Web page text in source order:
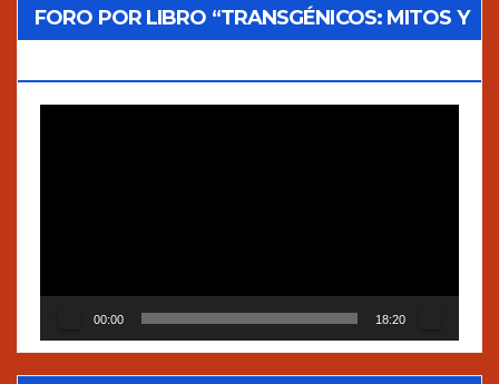
FORO POR LIBRO “TRANSGÉNICOS: MITOS Y
00:00 18:20